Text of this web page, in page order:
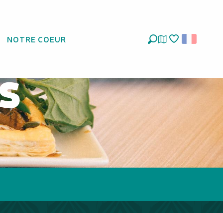
NOTRE COEUR
et